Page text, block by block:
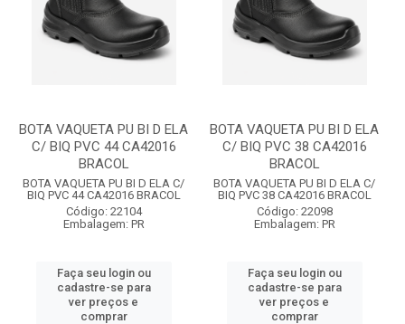
BOTA VAQUETA PU BI D ELA
C/ BIQ PVC 44 CA42016
BRACOL
BOTA VAQUETA PU BI D ELA C/
BIQ PVC 44 CA42016 BRACOL
Código: 22104
Embalagem: PR
Faça seu login ou
cadastre-se para
ver preços e
comprar
BOTA VAQUETA PU BI D ELA
C/ BIQ PVC 38 CA42016
BRACOL
BOTA VAQUETA PU BI D ELA C/
BIQ PVC 38 CA42016 BRACOL
Código: 22098
Embalagem: PR
Faça seu login ou
cadastre-se para
ver preços e
comprar